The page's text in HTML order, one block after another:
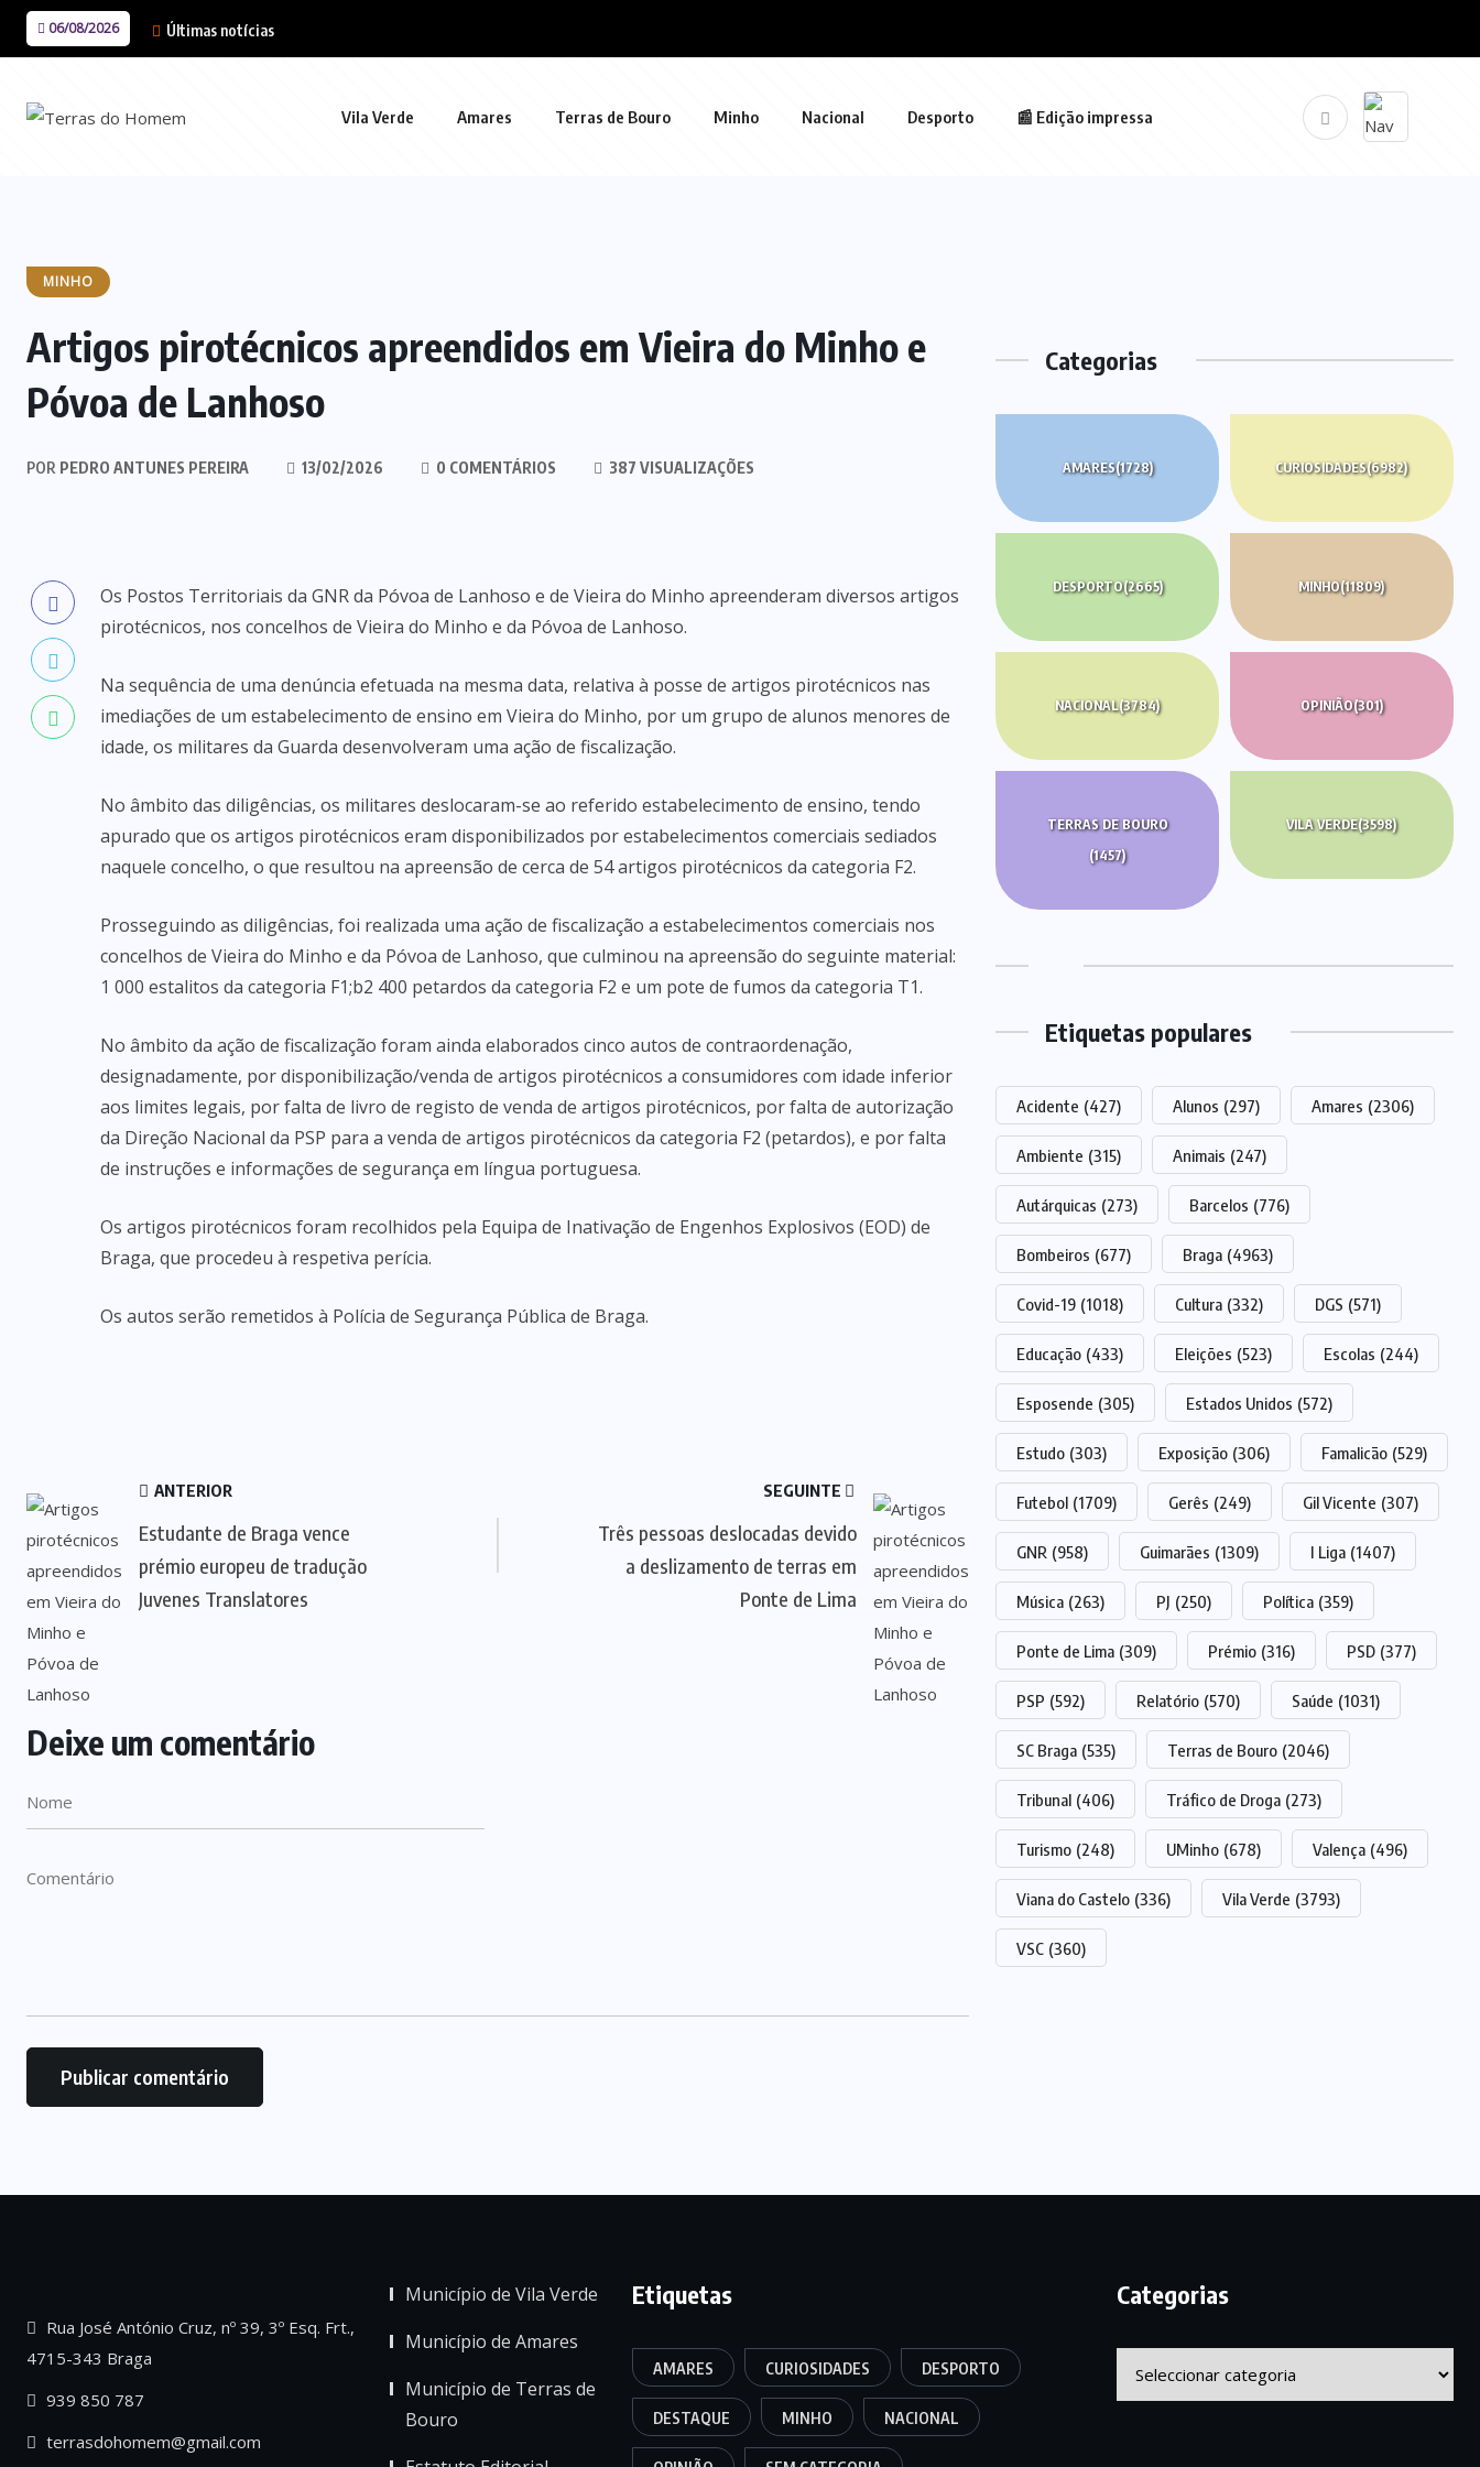
06/08/2026 Últimas notícias
Vila Verde Amares Terras de Bouro Minho Nacional Desporto 📰 Edição impressa
MINHO
Artigos pirotécnicos apreendidos em Vieira do Minho e
Póvoa de Lanhoso
POR PEDRO ANTUNES PEREIRA 13/02/2026 0 COMENTÁRIOS 387 VISUALIZAÇÕES
Os Postos Territoriais da GNR da Póvoa de Lanhoso e de Vieira do Minho apreenderam diversos artigos
pirotécnicos, nos concelhos de Vieira do Minho e da Póvoa de Lanhoso.
Na sequência de uma denúncia efetuada na mesma data, relativa à posse de artigos pirotécnicos nas
imediações de um estabelecimento de ensino em Vieira do Minho, por um grupo de alunos menores de
idade, os militares da Guarda desenvolveram uma ação de fiscalização.
No âmbito das diligências, os militares deslocaram-se ao referido estabelecimento de ensino, tendo
apurado que os artigos pirotécnicos eram disponibilizados por estabelecimentos comerciais sediados
naquele concelho, o que resultou na apreensão de cerca de 54 artigos pirotécnicos da categoria F2.
Prosseguindo as diligências, foi realizada uma ação de fiscalização a estabelecimentos comerciais nos
concelhos de Vieira do Minho e da Póvoa de Lanhoso, que culminou na apreensão do seguinte material:
1 000 estalitos da categoria F1;b2 400 petardos da categoria F2 e um pote de fumos da categoria T1.
No âmbito da ação de fiscalização foram ainda elaborados cinco autos de contraordenação,
designadamente, por disponibilização/venda de artigos pirotécnicos a consumidores com idade inferior
aos limites legais, por falta de livro de registo de venda de artigos pirotécnicos, por falta de autorização
da Direção Nacional da PSP para a venda de artigos pirotécnicos da categoria F2 (petardos), e por falta
de instruções e informações de segurança em língua portuguesa.
Os artigos pirotécnicos foram recolhidos pela Equipa de Inativação de Engenhos Explosivos (EOD) de
Braga, que procedeu à respetiva perícia.
Os autos serão remetidos à Polícia de Segurança Pública de Braga.
ANTERIOR
Estudante de Braga vence
prémio europeu de tradução
Juvenes Translatores
SEGUINTE
Três pessoas deslocadas devido
a deslizamento de terras em
Ponte de Lima
Deixe um comentário
Categorias
AMARES(1728) CURIOSIDADES(6982)
DESPORTO(2665) MINHO(11809)
NACIONAL(3784) OPINIÃO(301)
TERRAS DE BOURO
(1457)
VILA VERDE(3598)
Etiquetas populares
Acidente (427) Alunos (297) Amares (2306)
Ambiente (315) Animais (247)
Autárquicas (273) Barcelos (776)
Bombeiros (677) Braga (4963)
Covid-19 (1018) Cultura (332) DGS (571)
Educação (433) Eleições (523) Escolas (244)
Esposende (305) Estados Unidos (572)
Estudo (303) Exposição (306) Famalicão (529)
Futebol (1709) Gerês (249) Gil Vicente (307)
GNR (958) Guimarães (1309) I Liga (1407)
Música (263) PJ (250) Política (359)
Ponte de Lima (309) Prémio (316) PSD (377)
PSP (592) Relatório (570) Saúde (1031)
SC Braga (535) Terras de Bouro (2046)
Tribunal (406) Tráfico de Droga (273)
Turismo (248) UMinho (678) Valença (496)
Viana do Castelo (336) Vila Verde (3793)
VSC (360)
Rua José António Cruz, nº 39, 3º Esq. Frt.,
4715-343 Braga
939 850 787
terrasdohomem@gmail.com
Município de Vila Verde
Município de Amares
Município de Terras de
Bouro
Etiquetas
AMARES CURIOSIDADES DESPORTO
DESTAQUE MINHO NACIONAL
Categorias